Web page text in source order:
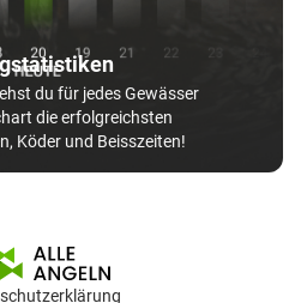
du für jedes Gewässer
die erfolgreichsten
Köder und Beisszeiten!